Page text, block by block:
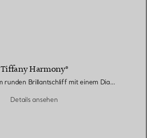
Tiffany Harmony®
Verlobungsring im runden Brillantschliff mit einem Diamantring in Platin
Details ansehen